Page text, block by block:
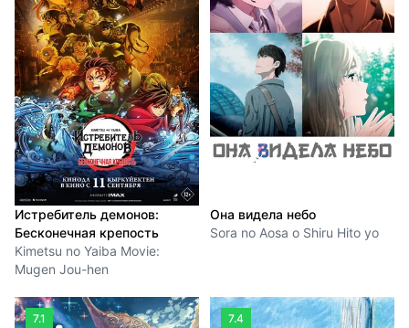
Истребитель демонов:
Бесконечная крепость
Kimetsu no Yaiba Movie:
Mugen Jou-hen
Она видела небо
Sora no Aosa o Shiru Hito yo
7.1 7.4